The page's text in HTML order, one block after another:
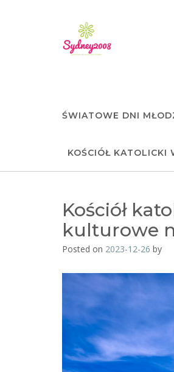
ŚWIATOWE DNI
KOŚCIÓŁ KATOLICKI
Kościół
kulturowe
Posted on 2023-12-26 by